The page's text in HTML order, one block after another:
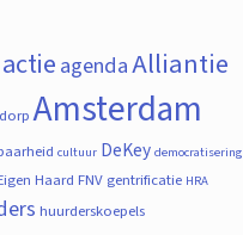
actieagendaAlliantie
Amsterdam
cultuur DeKey democratisering
Haard FNV gentrificatie HRA
huurderskoepels